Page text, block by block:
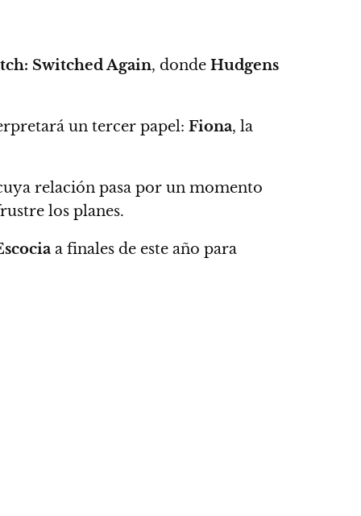
Switched Again, donde Hudgens
un tercer papel: Fiona, la
relación pasa por un momento
los planes.
a finales de este año para